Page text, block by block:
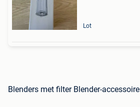
Lot
Blenders met filter Blender-accessoire